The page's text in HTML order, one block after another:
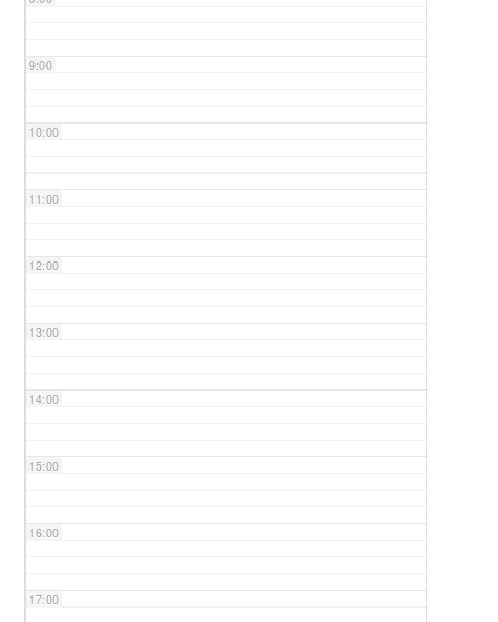
9:00
10:00
11:00
12:00
13:00
14:00
15:00
16:00
17:00